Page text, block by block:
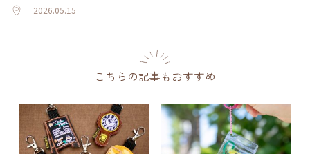
2026.05.15
こちらの記事もおすすめ